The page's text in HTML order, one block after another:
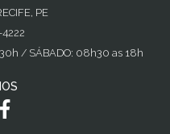
PE
/ SÁBADO: 08h30 as 18h